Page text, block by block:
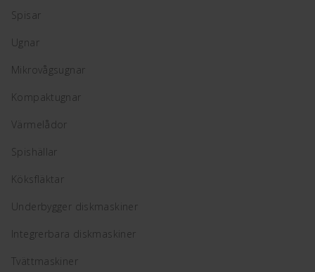
Spisar
Ugnar
Mikrovågsugnar
Kompaktugnar
Värmelådor
Spishällar
Köksfläktar
Underbygger diskmaskiner
Integrerbara diskmaskiner
Tvättmaskiner